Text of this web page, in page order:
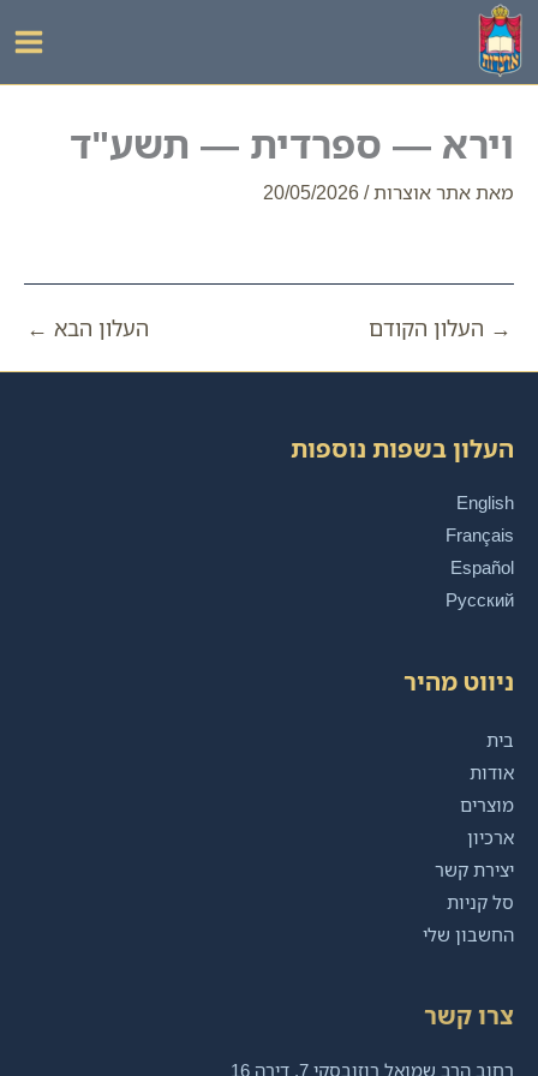
דילוג
לתוכן
וירא — ספרדית — תשע"ד
מאתאתר אוצרות/
20/05/2026
→ העלון הקודם העלון הבא ←
העלון בשפות נוספות
English
Français
Español
Русский
ניווט מהיר
בית
אודות
מוצרים
ארכיון
יצירת קשר
סל קניות
החשבון שלי
צרו קשר
רחוב הרב שמואל רוזובסקי 7, דירה 16